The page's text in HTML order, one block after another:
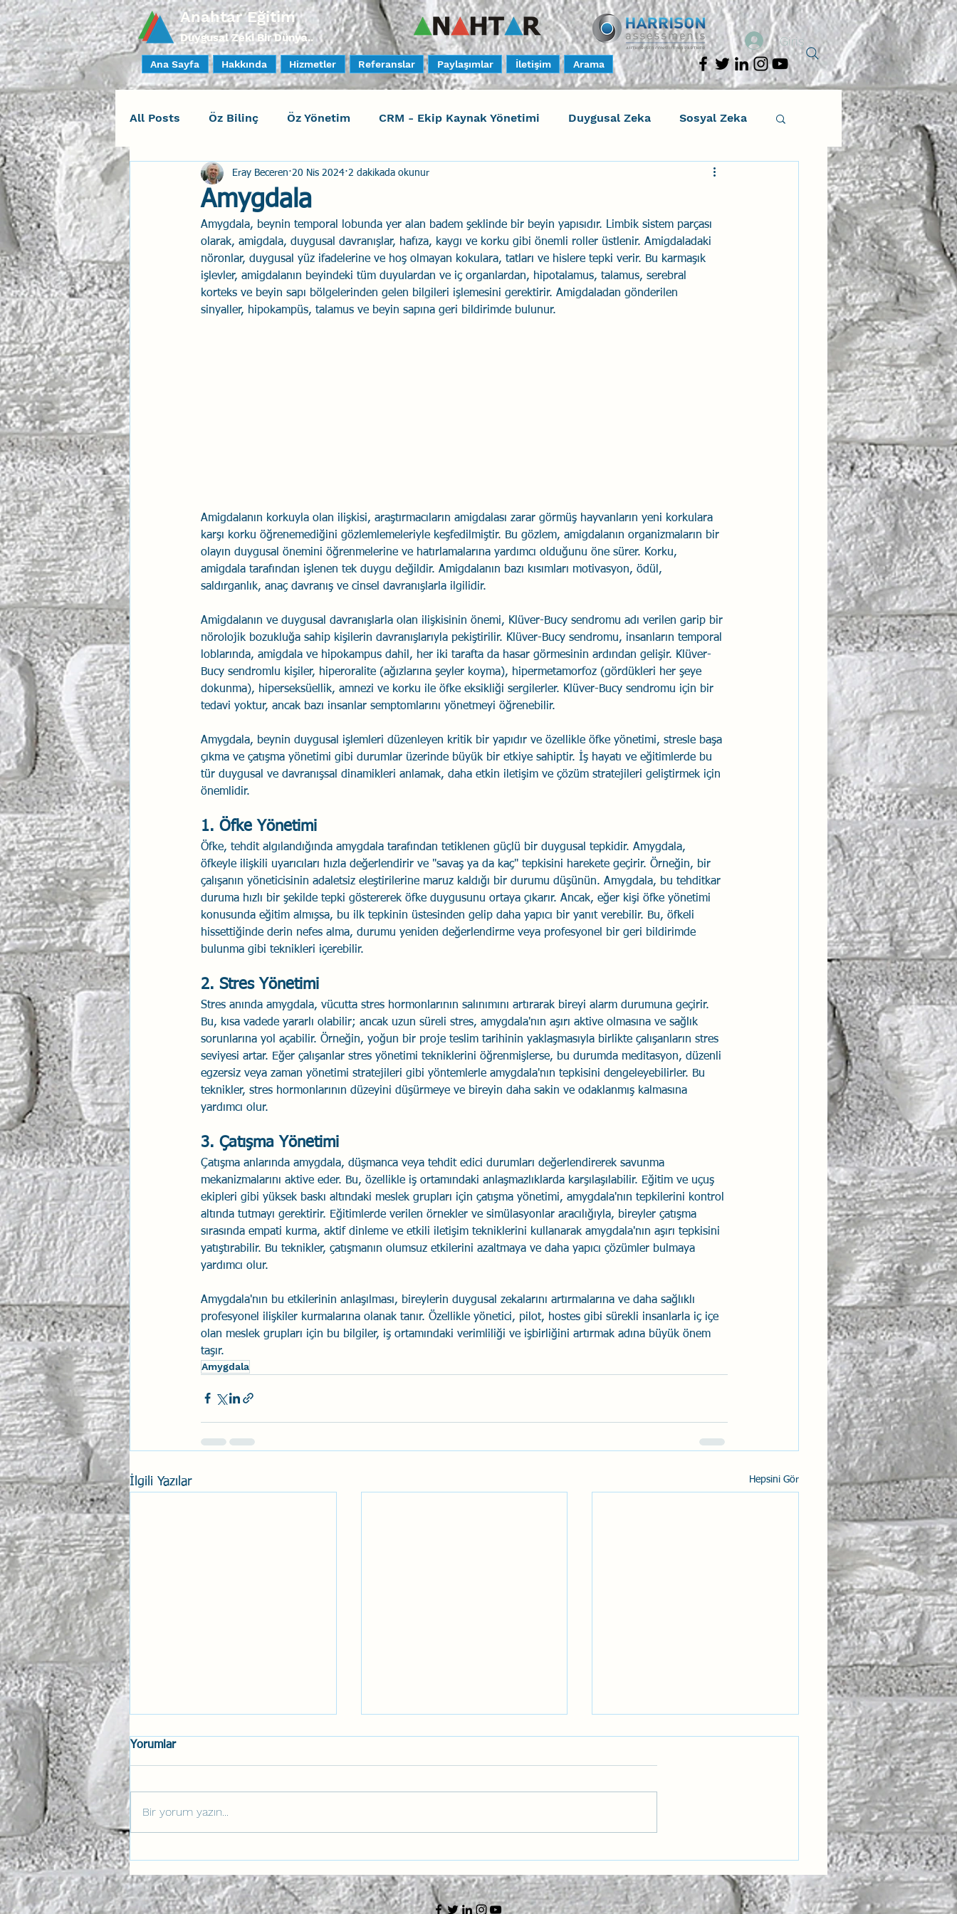
Anahtar Eğitim
Duygusal Zeki Bir Dünya..
Ana Sayfa Hakkında Hizmetler Referanslar Paylaşımlar İletişim Arama
Giriş
All Posts Öz Bilinç Öz Yönetim CRM - Ekip Kaynak Yönetimi Duygusal Zeka Sosyal Zeka
Sosyal Bilinç İlişki Yönetimi Harrison Assessments
Yaratıcı Drama İnsan Faktörleri - Human Factors Güvenli Davranış Yaratıcı Drama
Duygusal Zeka Koçluğu Uçak Kazaları Sosyal Zekâ Eğiticinin Eğitimi Liderlik
Amygdala
Eray Beceren 20 Nis 2024 2 dakikada okunur
Amygdala, beynin temporal lobunda yer alan badem şeklinde bir beyin yapısıdır. Limbik sistem parçası
olarak, amigdala, duygusal davranışlar, hafıza, kaygı ve korku gibi önemli roller üstlenir. Amigdaladaki
nöronlar, duygusal yüz ifadelerine ve hoş olmayan kokulara, tatları ve hislere tepki verir. Bu karmaşık
işlevler, amigdalanın beyindeki tüm duyulardan ve iç organlardan, hipotalamus, talamus, serebral
korteks ve beyin sapı bölgelerinden gelen bilgileri işlemesini gerektirir. Amigdaladan gönderilen
sinyaller, hipokampüs, talamus ve beyin sapına geri bildirimde bulunur.
Amigdalanın korkuyla olan ilişkisi, araştırmacıların amigdalası zarar görmüş hayvanların yeni korkulara
karşı korku öğrenemediğini gözlemlemeleriyle keşfedilmiştir. Bu gözlem, amigdalanın organizmaların bir
olayın duygusal önemini öğrenmelerine ve hatırlamalarına yardımcı olduğunu öne sürer. Korku,
amigdala tarafından işlenen tek duygu değildir. Amigdalanın bazı kısımları motivasyon, ödül,
saldırganlık, anaç davranış ve cinsel davranışlarla ilgilidir.
Amigdalanın ve duygusal davranışlarla olan ilişkisinin önemi, Klüver-Bucy sendromu adı verilen garip bir
nörolojik bozukluğa sahip kişilerin davranışlarıyla pekiştirilir. Klüver-Bucy sendromu, insanların temporal
loblarında, amigdala ve hipokampus dahil, her iki tarafta da hasar görmesinin ardından gelişir. Klüver-
Bucy sendromlu kişiler, hiperoralite (ağızlarına şeyler koyma), hipermetamorfoz (gördükleri her şeye
dokunma), hiperseksüellik, amnezi ve korku ile öfke eksikliği sergilerler. Klüver-Bucy sendromu için bir
tedavi yoktur, ancak bazı insanlar semptomlarını yönetmeyi öğrenebilir.
Amygdala, beynin duygusal işlemleri düzenleyen kritik bir yapıdır ve özellikle öfke yönetimi, stresle başa
çıkma ve çatışma yönetimi gibi durumlar üzerinde büyük bir etkiye sahiptir. İş hayatı ve eğitimlerde bu
tür duygusal ve davranışsal dinamikleri anlamak, daha etkin iletişim ve çözüm stratejileri geliştirmek için
önemlidir.
1. Öfke Yönetimi
Öfke, tehdit algılandığında amygdala tarafından tetiklenen güçlü bir duygusal tepkidir. Amygdala,
öfkeyle ilişkili uyarıcıları hızla değerlendirir ve "savaş ya da kaç" tepkisini harekete geçirir. Örneğin, bir
çalışanın yöneticisinin adaletsiz eleştirilerine maruz kaldığı bir durumu düşünün. Amygdala, bu tehditkar
duruma hızlı bir şekilde tepki göstererek öfke duygusunu ortaya çıkarır. Ancak, eğer kişi öfke yönetimi
konusunda eğitim almışsa, bu ilk tepkinin üstesinden gelip daha yapıcı bir yanıt verebilir. Bu, öfkeli
hissettiğinde derin nefes alma, durumu yeniden değerlendirme veya profesyonel bir geri bildirimde
bulunma gibi teknikleri içerebilir.
2. Stres Yönetimi
Stres anında amygdala, vücutta stres hormonlarının salınımını artırarak bireyi alarm durumuna geçirir.
Bu, kısa vadede yararlı olabilir; ancak uzun süreli stres, amygdala'nın aşırı aktive olmasına ve sağlık
sorunlarına yol açabilir. Örneğin, yoğun bir proje teslim tarihinin yaklaşmasıyla birlikte çalışanların stres
seviyesi artar. Eğer çalışanlar stres yönetimi tekniklerini öğrenmişlerse, bu durumda meditasyon, düzenli
egzersiz veya zaman yönetimi stratejileri gibi yöntemlerle amygdala'nın tepkisini dengeleyebilirler. Bu
teknikler, stres hormonlarının düzeyini düşürmeye ve bireyin daha sakin ve odaklanmış kalmasına
yardımcı olur.
3. Çatışma Yönetimi
Çatışma anlarında amygdala, düşmanca veya tehdit edici durumları değerlendirerek savunma
mekanizmalarını aktive eder. Bu, özellikle iş ortamındaki anlaşmazlıklarda karşılaşılabilir. Eğitim ve uçuş
ekipleri gibi yüksek baskı altındaki meslek grupları için çatışma yönetimi, amygdala'nın tepkilerini kontrol
altında tutmayı gerektirir. Eğitimlerde verilen örnekler ve simülasyonlar aracılığıyla, bireyler çatışma
sırasında empati kurma, aktif dinleme ve etkili iletişim tekniklerini kullanarak amygdala'nın aşırı tepkisini
yatıştırabilir. Bu teknikler, çatışmanın olumsuz etkilerini azaltmaya ve daha yapıcı çözümler bulmaya
yardımcı olur.
Amygdala'nın bu etkilerinin anlaşılması, bireylerin duygusal zekalarını artırmalarına ve daha sağlıklı
profesyonel ilişkiler kurmalarına olanak tanır. Özellikle yönetici, pilot, hostes gibi sürekli insanlarla iç içe
olan meslek grupları için bu bilgiler, iş ortamındaki verimliliği ve işbirliğini artırmak adına büyük önem
taşır.
Amygdala
İlgili Yazılar Hepsini Gör
ve Geleceği Korumak
Zekâ
Yorumlar
Bir yorum yazın...